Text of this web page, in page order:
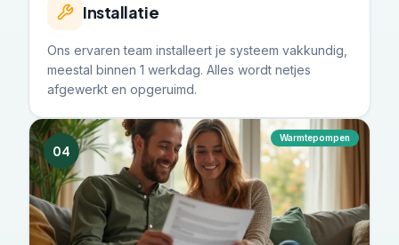
Installatie
Ons ervaren team installeert je systeem vakkundig,
meestal binnen 1 werkdag. Alles wordt netjes
afgewerkt en opgeruimd.
04
Warmtepompen